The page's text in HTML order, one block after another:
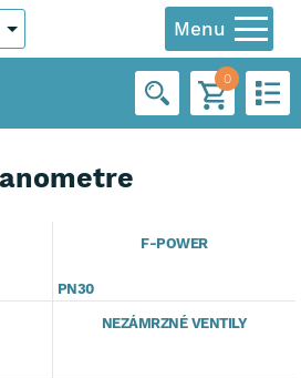
Menu
0
F-POWER
PN30
NEZÁMRZNÉ VENTILY